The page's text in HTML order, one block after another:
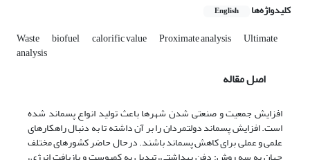
کلیدواژه‌ها English
Waste biofuel calorific value Proximate analysis Ultimate
analysis
اصل مقاله
افزایش جمعیت و صنعتی شدن شهرها باعث تولید انواع پسماند شده
است. افزایش پسماند دولتمردان را بر آن داشته تا به دنبال راهکارهای
علمی­ و عملی برای کاهش پسماند باشند. در­حال حاضر­ کشورهای مختلف